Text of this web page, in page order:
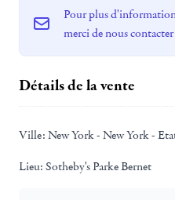
Pour plus
merci de nous contacter
Détails de la vente
Ville: New York - New York -
Lieu: Sotheby's Parke Bernet